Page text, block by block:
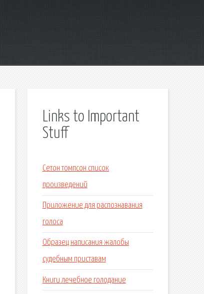
Links to Important
Stuff
Сетон томпсон список
произведений
Приложение для распознавания
голоса
Образец написания жалобы
судебным приставам
Книги лечебное голодание